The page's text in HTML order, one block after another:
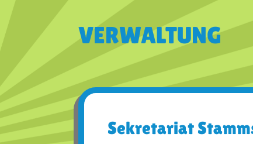
VER­WALT­UNG
Sekretariat